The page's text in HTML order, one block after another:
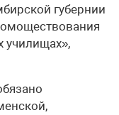
губернии
училищах»,